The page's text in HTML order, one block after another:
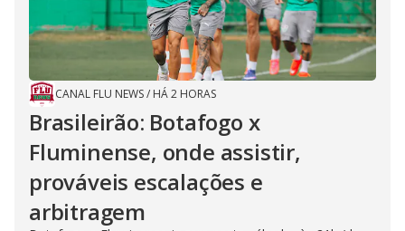
CANAL FLU NEWS/ HÁ 2 HORAS
Brasileirão: Botafogo x
Fluminense, onde assistir,
prováveis escalações e
arbitragem